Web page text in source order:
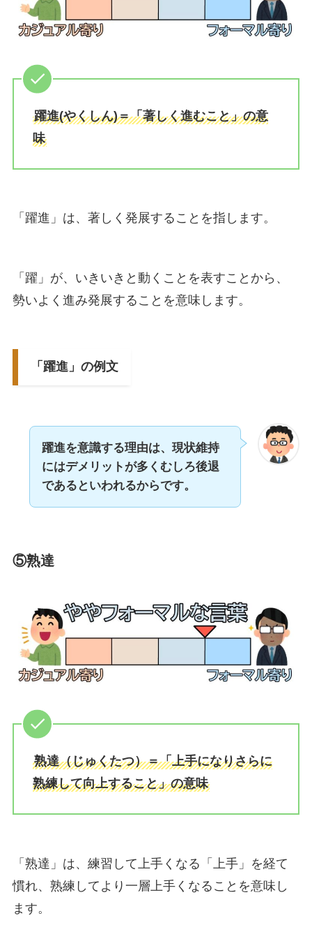
躍進(やくしん)＝「著しく進むこと」の意
味
「躍進」は、著しく発展することを指します。
「躍」が、いきいきと動くことを表すことから、
勢いよく進み発展することを意味します。
「躍進」の例文
躍進を意識する理由は、現状維持
にはデメリットが多くむしろ後退
であるといわれるからです。
⑤熟達
熟達（じゅくたつ）＝「上手になりさらに
熟練して向上すること」の意味
「熟達」は、練習して上手くなる「上手」を経て
慣れ、熟練してより一層上手くなることを意味し
ます。